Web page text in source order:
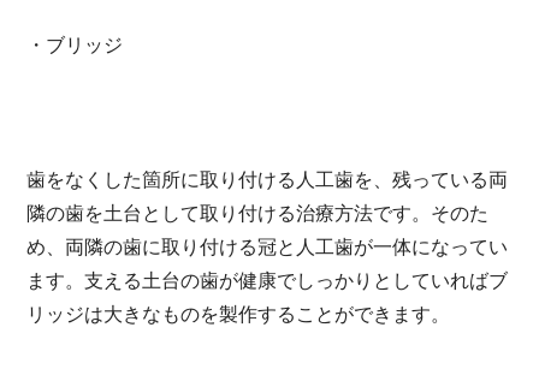
・ブリッジ
歯をなくした箇所に取り付ける人工歯を、残っている両
隣の歯を土台として取り付ける治療方法です。そのた
め、両隣の歯に取り付ける冠と人工歯が一体になってい
ます。支える土台の歯が健康でしっかりとしていればブ
リッジは大きなものを製作することができます。